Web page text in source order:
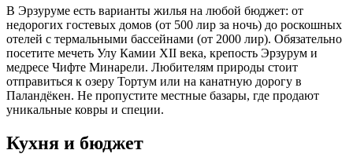
В Эрзуруме есть варианты жилья на любой бюджет: от
недорогих гостевых домов (от 500 лир за ночь) до роскошных
отелей с термальными бассейнами (от 2000 лир). Обязательно
посетите мечеть Улу Камии XII века, крепость Эрзурум и
медресе Чифте Минарели. Любителям природы стоит
отправиться к озеру Тортум или на канатную дорогу в
Паландёкен. Не пропустите местные базары, где продают
уникальные ковры и специи.
Кухня и бюджет